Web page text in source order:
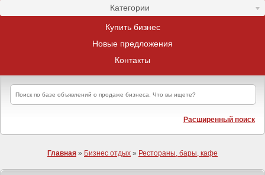
Категории
Купить бизнес
Новые предложения
Контакты
Расширенный поиск
Главная » Бизнес отдых » Рестораны, бары, кафе